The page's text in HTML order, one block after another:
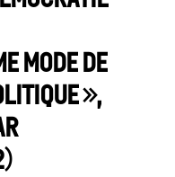
mode de
»,